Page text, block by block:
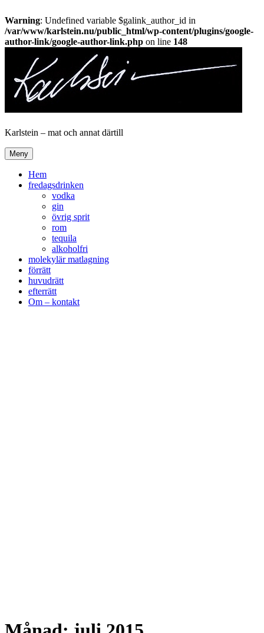
Warning: Undefined variable $galink_author_id in
/var/www/karlstein.nu/public_html/wp-content/plugins/google-
author-link/google-author-link.php on line 148
innehåll
Karlstein – mat och annat därtill
Meny
Hem
fredagsdrinken
vodka
gin
övrig sprit
rom
tequila
alkoholfri
molekylär matlagning
förrätt
huvudrätt
efterrätt
Om – kontakt